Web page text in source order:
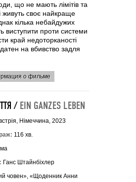
що не мають лімітів та
живуть своє найкраще
кілька небайдужих
виступити проти системи
край недоторканості
на вбивство задля
о фильме
/ EIN GANZES LEBEN
Німеччина, 2023
116 хв.
Ганс Штайнбіхлер
човен», «Щоденник Анни